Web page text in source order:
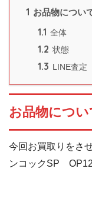
1 お品物につい
1.1 全体
1.2 状態
1.3 LINE査定
お品物につい
今回お買取りをさ
ンコックSP